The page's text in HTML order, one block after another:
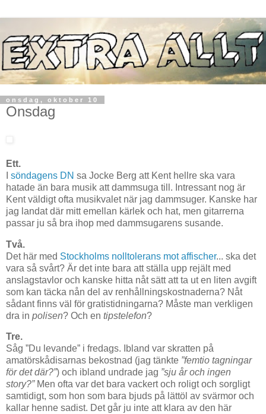
onsdag, oktober 10
Onsdag
Ett.
söndagens DN sa Jocke Berg att Kent hellre ska vara
hatade än bara musik att dammsuga till. Intressant nog är
Kent väldigt ofta musikvalet när jag dammsuger. Kanske har
jag landat där mitt emellan kärlek och hat, men gitarrerna
passar ju så bra ihop med dammsugarens susande.
Två.
Det här med Stockholms nolltolerans mot affischer... ska det
vara så svårt? Är det inte bara att ställa upp rejält med
anslagstavlor och kanske hitta nåt sätt att ta ut en liten avgift
som kan täcka nån del av renhållningskostnaderna? Nåt
sådant finns väl för gratistidningarna? Måste man verkligen
dra in polisen? Och en tipstelefon?
Tre.
Såg ”Du levande” i fredags. Ibland var skratten på
amatörskådisarnas bekostnad (jag tänkte ”femtio tagningar
för det där?”) och ibland undrade jag ”sju år och ingen
story?”Men ofta var det bara vackert och roligt och sorgligt
samtidigt, som hon som bara bjuds på lättöl av svärmor och
kallar henne sadist. Det går ju inte att klara av den här